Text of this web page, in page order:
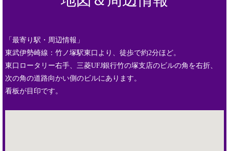
「最寄り駅・周辺情報」
東武伊勢崎線：竹ノ塚駅東口より、徒歩で約2分ほど。
東口ロータリー右手、三菱UFJ銀行竹の塚支店のビルの角を右折、
次の角の道路向かい側のビルにあります。
看板が目印です。